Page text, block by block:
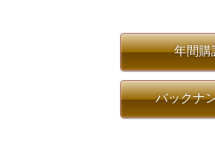
年間購
バックナ